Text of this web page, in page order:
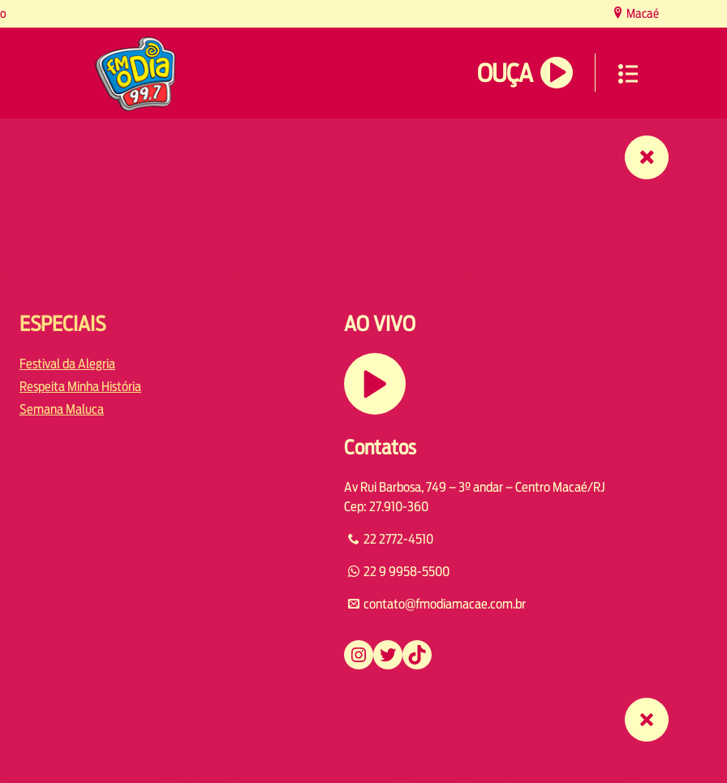
Macaé
OUÇA
ESPECIAIS
Festival da Alegria
Respeita Minha História
Semana Maluca
AO VIVO
Contatos
Av Rui Barbosa, 749 – 3º andar – Centro Macaé/RJ
Cep: 27.910-360
22 2772-4510
22 9 9958-5500
contato@fmodiamacae.com.br
https://www.instagram.com/fmodia.macae/ https://twitter.com/fmodia.macae/ https://www.tiktok.com/@fmodia.macae